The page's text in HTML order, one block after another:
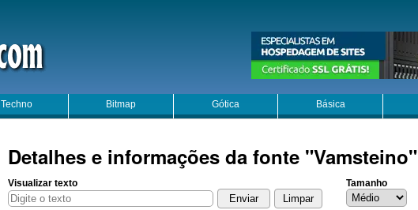
Techno Bitmap Gótica Básica
Detalhes e informações da fonte "Vamsteino"
Visualizar texto Tamanho